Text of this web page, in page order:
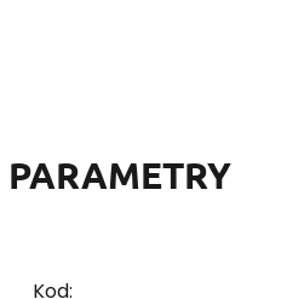
PARAMETRY
Kod: